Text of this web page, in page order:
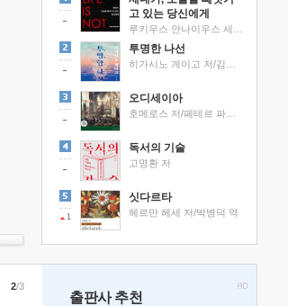
고 있는 당신에게
투명한 나선
오디세이아
독서의 기술
고명환 저
1
싯다르타
헤르만 헤세 저/박병덕 역
2/3
출판사 추천